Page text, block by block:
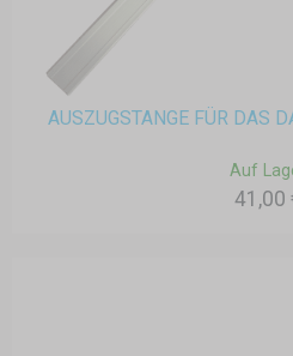
AUSZUGSTANGE FÜR DAS
Auf
41,00